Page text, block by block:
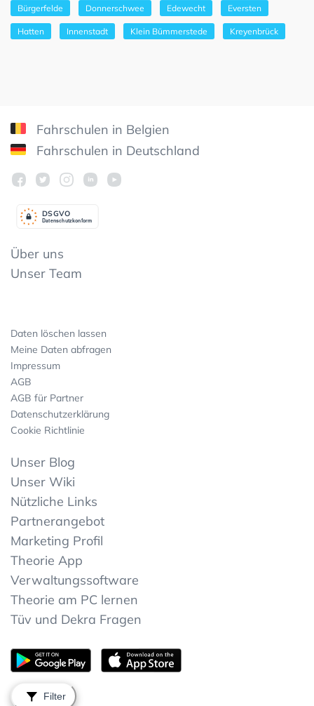
Filter
Bürgerfelde Donnerschwee Edewecht Eversten
Hatten Innenstadt Klein Bümmerstede Kreyenbrück
Fahrschulen in Belgien
Fahrschulen in Deutschland
Datenschutzkonform
DSGVO
Über uns
Unser Team
Daten löschen lassen
Meine Daten abfragen
Impressum
AGB
AGB für Partner
Datenschutzerklärung
Cookie Richtlinie
Unser Blog
Unser Wiki
Nützliche Links
Partnerangebot
Marketing Profil
Theorie App
Verwaltungssoftware
Theorie am PC lernen
Tüv und Dekra Fragen